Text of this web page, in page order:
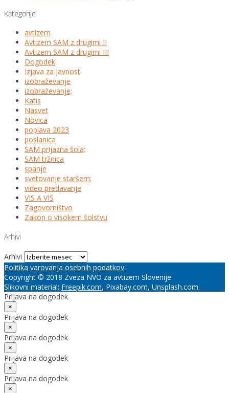
Kategorije
avtizem
Avtizem SAM z drugimi II
Avtizem SAM z drugimi III
Dogodek
Izjava za javnost
izobraževanje
izobraževanje;
Katis
Nasvet
Novica
poplava 2023
poslanica
SAM prijazna šola;
SAM tržnica
spanje
svetovanje staršem;
video predavanje
VIS A VIS
Zagovorništvo
Zakon o visokem šolstvu
Arhivi
Arhivi
Politika varovanja osebnih podatkov
Copyright © 2018 Zveza NVO za avtizem Slovenije
Slikovni material: Freepik.com, Pixabay.com, Unsplash.com.
Prijava na dogodek
×
Prijava na dogodek
×
Prijava na dogodek
×
Prijava na dogodek
×
Prijava na dogodek
×